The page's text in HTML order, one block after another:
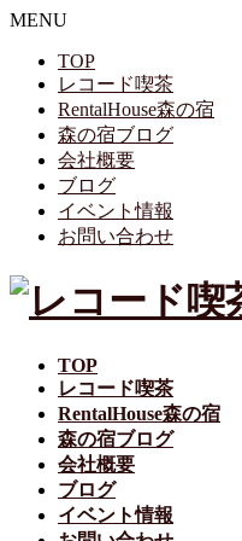
MENU
TOP
レコード喫茶
RentalHouse森の宿
森の宿ブログ
会社概要
ブログ
イベント情報
お問い合わせ
TOP
レコード喫茶
RentalHouse森の宿
森の宿ブログ
会社概要
ブログ
イベント情報